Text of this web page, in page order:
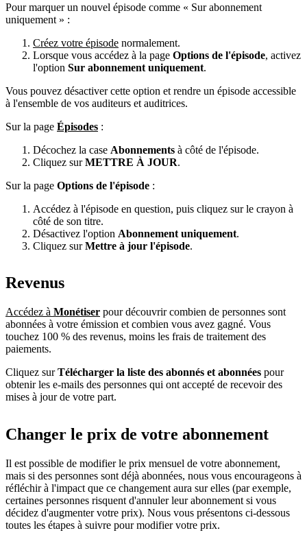
Pour marquer un nouvel épisode comme « Sur abonnement
uniquement » :
Créez votre épisode normalement.
Lorsque vous accédez à la page Options de l'épisode, activez
l'option Sur abonnement uniquement.
Vous pouvez désactiver cette option et rendre un épisode accessible
à l'ensemble de vos auditeurs et auditrices.
Sur la page Épisodes :
Décochez la case Abonnements à côté de l'épisode.
Cliquez surMETTRE À JOUR.
Sur la page Options de l'épisode :
Accédez à l'épisode en question, puis cliquez sur le crayon à
côté de son titre.
Désactivez l'option Abonnement uniquement.
Cliquez surMettre à jour l'épisode.
Revenus
Accédez à Monétiser pour découvrir combien de personnes sont
abonnées à votre émission et combien vous avez gagné. Vous
touchez 100 % des revenus, moins les frais de traitement des
paiements.
Cliquez surTélécharger la liste des abonnés et abonnées pour
obtenir les e-mails des personnes qui ont accepté de recevoir des
mises à jour de votre part.
Changer le prix de votre abonnement
Il est possible de modifier le prix mensuel de votre abonnement,
mais si des personnes sont déjà abonnées, nous vous encourageons à
réfléchir à l'impact que ce changement aura sur elles (par exemple,
certaines personnes risquent d'annuler leur abonnement si vous
décidez d'augmenter votre prix). Nous vous présentons ci-dessous
toutes les étapes à suivre pour modifier votre prix.